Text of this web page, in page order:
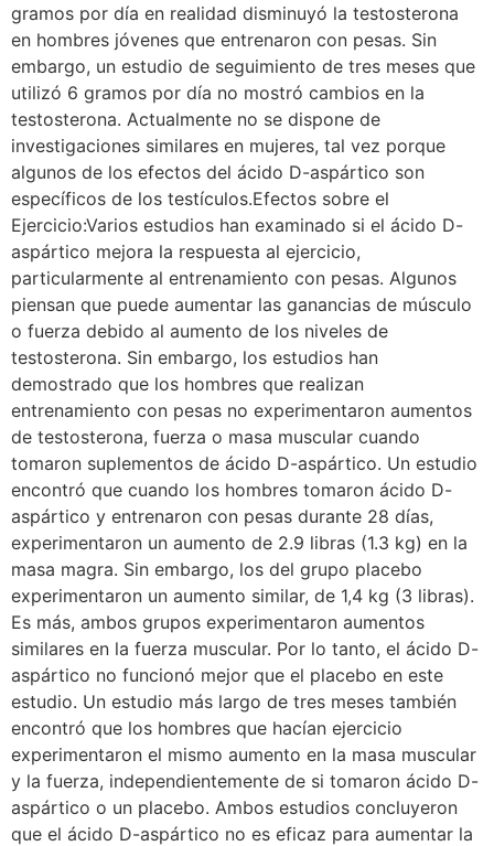
gramos por día en realidad disminuyó la testosterona
en hombres jóvenes que entrenaron con pesas. Sin
embargo, un estudio de seguimiento de tres meses que
utilizó 6 gramos por día no mostró cambios en la
testosterona. Actualmente no se dispone de
investigaciones similares en mujeres, tal vez porque
algunos de los efectos del ácido D-aspártico son
específicos de los testículos.Efectos sobre el
Ejercicio:Varios estudios han examinado si el ácido D-
aspártico mejora la respuesta al ejercicio,
particularmente al entrenamiento con pesas. Algunos
piensan que puede aumentar las ganancias de músculo
o fuerza debido al aumento de los niveles de
testosterona. Sin embargo, los estudios han
demostrado que los hombres que realizan
entrenamiento con pesas no experimentaron aumentos
de testosterona, fuerza o masa muscular cuando
tomaron suplementos de ácido D-aspártico. Un estudio
encontró que cuando los hombres tomaron ácido D-
aspártico y entrenaron con pesas durante 28 días,
experimentaron un aumento de 2.9 libras (1.3 kg) en la
masa magra. Sin embargo, los del grupo placebo
experimentaron un aumento similar, de 1,4 kg (3 libras).
Es más, ambos grupos experimentaron aumentos
similares en la fuerza muscular. Por lo tanto, el ácido D-
aspártico no funcionó mejor que el placebo en este
estudio. Un estudio más largo de tres meses también
encontró que los hombres que hacían ejercicio
experimentaron el mismo aumento en la masa muscular
y la fuerza, independientemente de si tomaron ácido D-
aspártico o un placebo. Ambos estudios concluyeron
que el ácido D-aspártico no es eficaz para aumentar la